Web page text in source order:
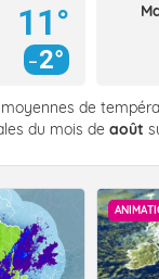
11°
2°
de
du mois de août